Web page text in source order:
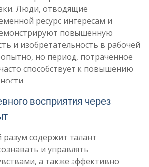
Люди, отводящие
ресурс интересам и
повышенную
и изобретательность в рабочей
но период, потраченное
способствует к повышению
восприятия через
разум содержит талант
и управлять
а также эффективно